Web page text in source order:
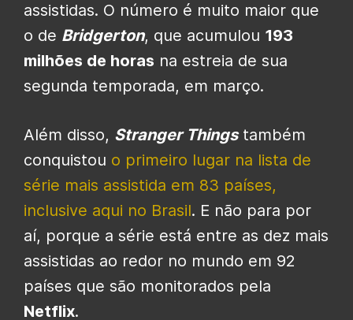
assistidas. O número é muito maior que
o de Bridgerton, que acumulou 193
milhões de horas na estreia de sua
segunda temporada, em março.
Além disso, Stranger Thingstambém
conquistou o primeiro lugar na lista de
série mais assistida em 83 países,
inclusive aqui no Brasil. E não para por
aí, porque a série está entre as dez mais
assistidas ao redor no mundo em 92
países que são monitorados pela
Netflix.